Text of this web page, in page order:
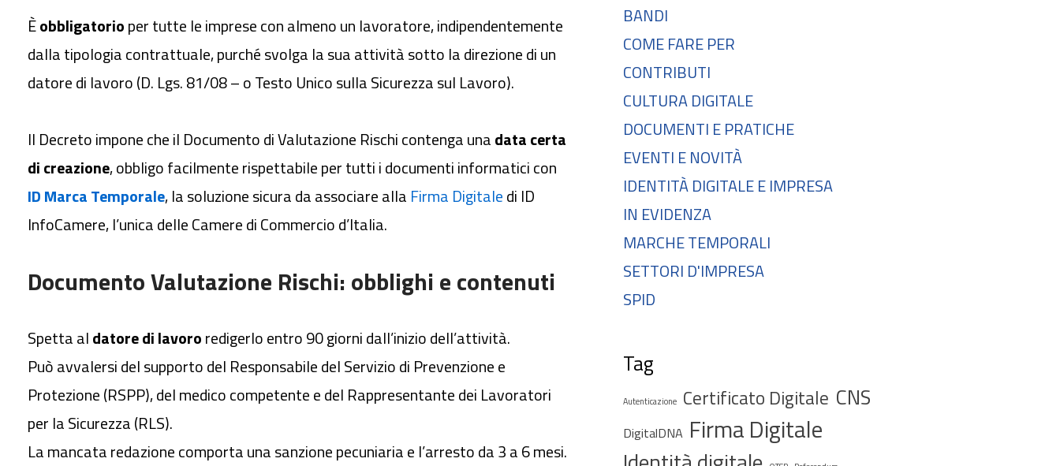
Èobbligatorioper tutte le imprese con almeno un lavoratore, indipendentemente
dalla tipologia contrattuale, purché svolga la sua attività sotto la direzione di un
datore di lavoro (D. Lgs. 81/08 – o Testo Unico sulla Sicurezza sul Lavoro).
Il Decreto impone che il Documento di Valutazione Rischi contenga unadata certa
di creazione, obbligo facilmente rispettabile per tutti i documenti informatici con
ID Marca Temporale, la soluzione sicura da associare alla Firma Digitaledi ID
InfoCamere, l’unica delle Camere di Commercio d’Italia.
Documento Valutazione Rischi: obblighi e contenuti
Spetta aldatore di lavororedigerlo entro 90 giorni dall’inizio dell’attività.
Può avvalersi del supporto del Responsabile del Servizio di Prevenzione e
Protezione (RSPP), del medico competente e del Rappresentante dei Lavoratori
per la Sicurezza (RLS).
La mancata redazione comporta una sanzione pecuniaria e l’arresto da 3 a 6 mesi.
BANDI
COME FARE PER
CONTRIBUTI
CULTURA DIGITALE
DOCUMENTI E PRATICHE
EVENTI E NOVITÀ
IDENTITÀ DIGITALE E IMPRESA
IN EVIDENZA
MARCHE TEMPORALI
SETTORI D'IMPRESA
SPID
Tag
Autenticazione Certificato Digitale CNS
DigitalDNA Firma Digitale